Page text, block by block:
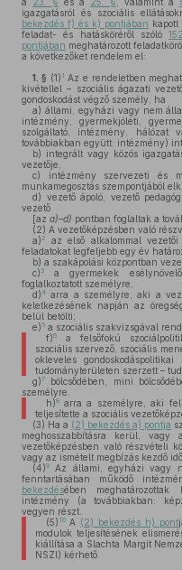
igazgatásról és szociális
bekezdés f) és k) pontjában
feladat- és hatásköréről szóló
pontjában meghatározott
a következőket rendelem el:
1. § (1) 1 Az e rendeletben
kivétellel – szociális ágazati
gondoskodást végző személy, ha
a) állami, egyházi vagy nem
intézmény, gyermekjóléti,
szolgáltató, intézmény, hálózat
továbbiakban együtt: intézmény)
b) integrált vagy közös
vezetője,
c) intézmény szervezeti és
munkamegosztás szempontjából
d) vezető ápoló, vezető
vezető
[az a)–d) pontban foglaltak a
(2) A vezetőképzésben való
a) 2
az első alkalommal
feladatokat legfeljebb egy év
b) a szakápolási központban
c) 3
a gyermekek
foglalkoztatott személyre,
d)4 arra a személyre, aki a
keletkezésének napján az
belül betölti;
e)5 a szociális szakvizsgával
f)6a felsőfokú
szociális szervező, szociális
okleveles
tudományterületen szerzett –
g)7
bölcsődében, mini
személyre.
h)8arra a személyre, aki
teljesítette a szociális
(3) Ha a (2) bekezdés a) pontja
meghosszabbításra kerül,
vezetőképzésben való részvételi
vagy az ismételt megbízás kezdő
(4)9
Az állami, egyházi vagy
fenntartásában működő
bekezdésében meghatározottak
intézmény (a továbbiakban:
vegyen részt.
(5) 10A (2) bekezdés h) pont
modulok teljesítésének
kiállítása a Slachta Margit
NSZI) kérhető.